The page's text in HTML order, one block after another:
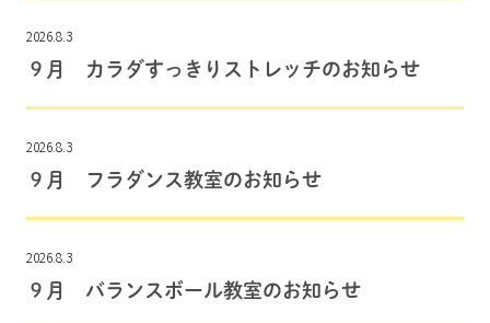
2026.8.3
９月 カラダすっきりストレッチのお知らせ
2026.8.3
９月 フラダンス教室のお知らせ
2026.8.3
９月 バランスボール教室のお知らせ